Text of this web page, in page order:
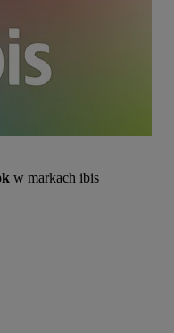
w markach ibis